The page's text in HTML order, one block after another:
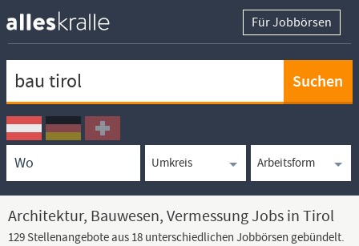
Für Jobbörsen
Ortssuche
Umkreissuche
Arbeitsform
Architektur, Bauwesen, Vermessung Jobs in Tirol
129 Stellenangebote aus 18 unterschiedlichen Jobbörsen gebündelt.